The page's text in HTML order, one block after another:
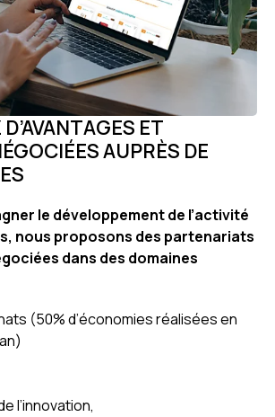
ET
AUPRÈS DE
le développement de l’activité
nous proposons des partenariats
dans des domaines
(50% d’économies réalisées en
l’innovation,